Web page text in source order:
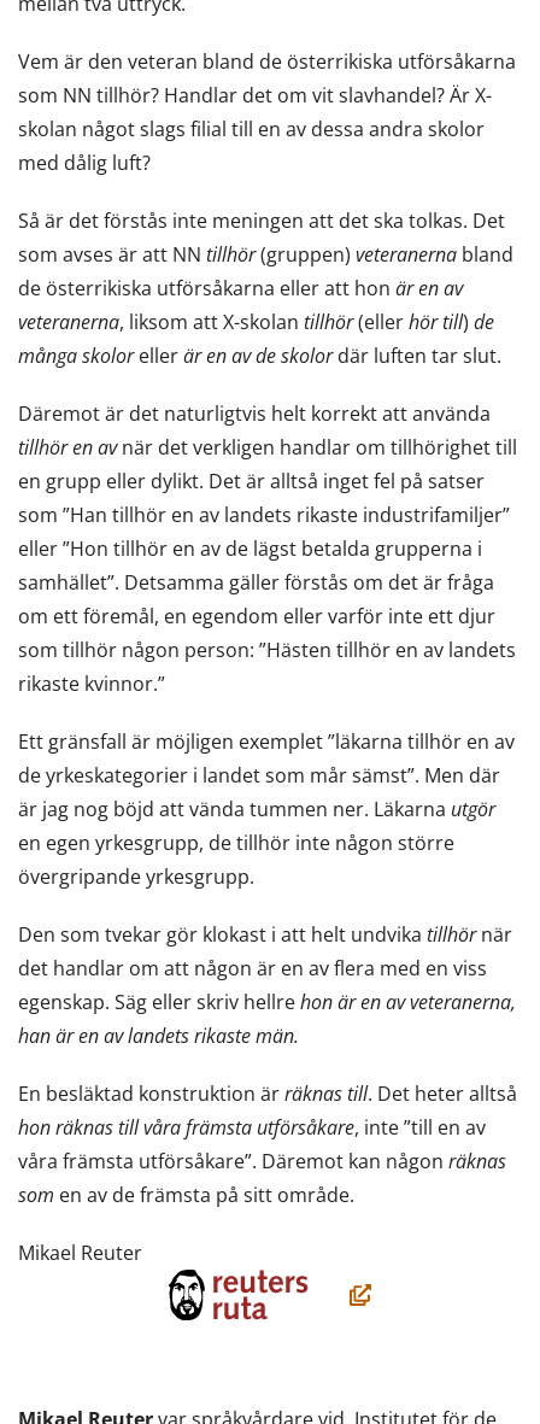
Vem är den veteran bland de österrikiska utförsåkarna
som NN tillhör? Handlar det om vit slavhandel? Är X-
skolan något slags filial till en av dessa andra skolor
med dålig luft?
Så är det förstås inte meningen att det ska tolkas. Det
som avses är att NN tillhör(gruppen) veteranerna bland
de österrikiska utförsåkarna eller att hon är en av
veteranerna, liksom att X-skolan tillhör(ellerhör till) de
många skolorellerär en av de skolordär luften tar slut.
Däremot är det naturligtvis helt korrekt att använda
tillhör en avnär det verkligen handlar om tillhörighet till
en grupp eller dylikt. Det är alltså inget fel på satser
som ”Han tillhör en av landets rikaste industrifamiljer”
eller ”Hon tillhör en av de lägst betalda grupperna i
samhället”. Detsamma gäller förstås om det är fråga
om ett föremål, en egendom eller varför inte ett djur
som tillhör någon person: ”Hästen tillhör en av landets
rikaste kvinnor.”
Ett gränsfall är möjligen exemplet ”läkarna tillhör en av
de yrkeskategorier i landet som mår sämst”. Men där
är jag nog böjd att vända tummen ner. Läkarna utgör
en egen yrkesgrupp, de tillhör inte någon större
övergripande yrkesgrupp.
Den som tvekar gör klokast i att helt undvika tillhörnär
det handlar om att någon är en av flera med en viss
egenskap. Säg eller skriv hellrehon är en av veteranerna,
han är en av landets rikaste män.
En besläktad konstruktion ärräknas till. Det heter alltså
hon räknas till våra främsta utförsåkare, inte ”till en av
våra främsta utförsåkare”. Däremot kan någon räknas
som en av de främsta på sitt område.
Mikael Reuter
(öppnas